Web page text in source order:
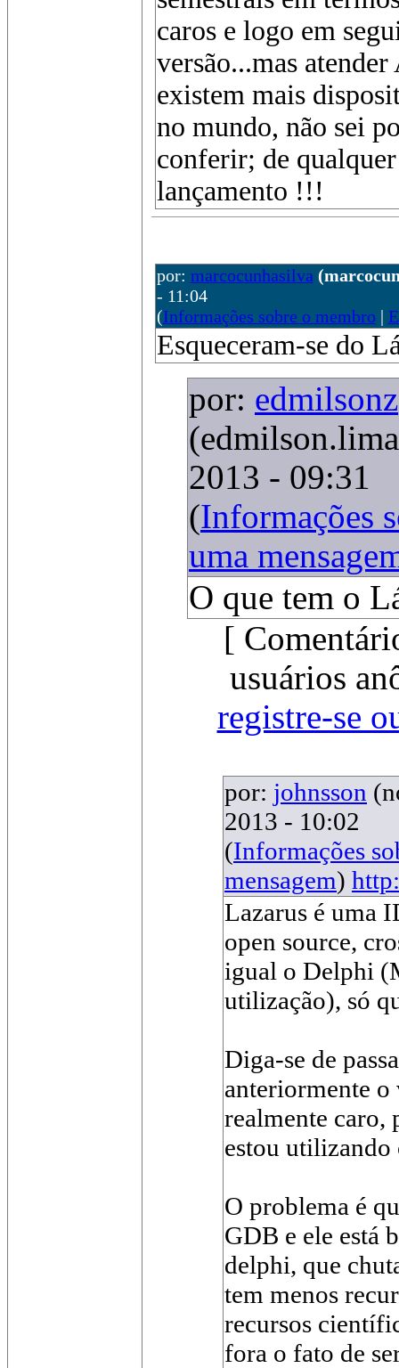
caros e logo em
versão...mas
existem mais
no mundo, não sei
conferir; de
lançamento !!!
por: marcocunhasilva
- 11:04
(Informações sobre o membro|
Esqueceram-se do
por: edmilsonz
2013 - 09:31
(Informações
uma
O que tem o
[
usuários
registre-se
por: johnsson
2013 - 10:02
(Informações
mensagem)
Lazarus é uma
open source,
igual o Delphi
utilização), só
Diga-se de
anteriormente
realmente caro,
estou utilizando
O problema é
GDB e ele está
delphi, que
tem menos
recursos
fora o fato de